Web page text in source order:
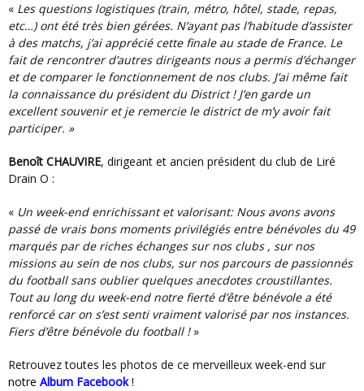
« Les questions logistiques (train, métro, hôtel, stade, repas,
etc…) ont été très bien gérées. N’ayant pas l’habitude d’assister
à des matchs, j’ai apprécié cette finale au stade de France. Le
fait de rencontrer d’autres dirigeants nous a permis d’échanger
et de comparer le fonctionnement de nos clubs. J’ai même fait
la connaissance du président du District ! J’en garde un
excellent souvenir et je remercie le district de m’y avoir fait
participer. »
Benoît CHAUVIRE, dirigeant et ancien président du club de Liré
Drain O :
« Un week-end enrichissant et valorisant: Nous avons avons
passé de vrais bons moments privilégiés entre bénévoles du 49
marqués par de riches échanges sur nos clubs , sur nos
missions au sein de nos clubs, sur nos parcours de passionnés
du football sans oublier quelques anecdotes croustillantes.
Tout au long du week-end notre fierté d’être bénévole a été
renforcé car on s’est senti vraiment valorisé par nos instances.
Fiers d’être bénévole du football !»
Retrouvez toutes les photos de ce merveilleux week-end sur
notre Album Facebook!